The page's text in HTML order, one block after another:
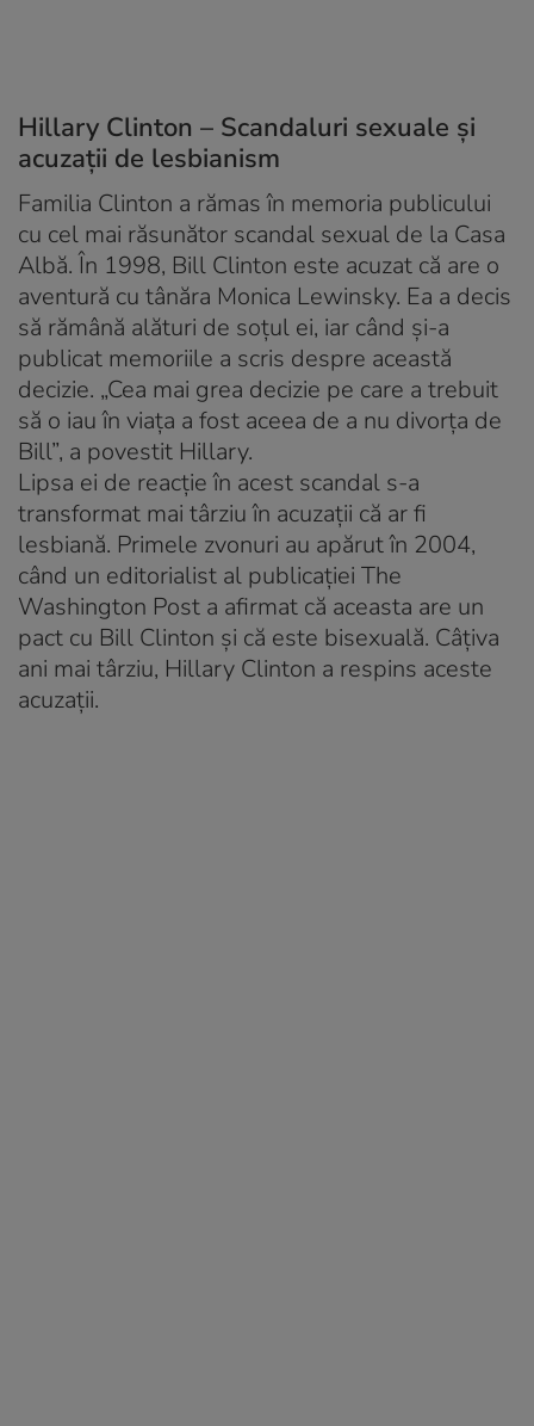
Hillary Clinton – Scandaluri sexuale și
acuzații de lesbianism
Familia Clinton a rămas în memoria publicului
cu cel mai răsunător scandal sexual de la Casa
Albă. În 1998, Bill Clinton este acuzat că are o
aventură cu tânăra Monica Lewinsky. Ea a decis
să rămână alături de soțul ei, iar când și-a
publicat memoriile a scris despre această
decizie. „Cea mai grea decizie pe care a trebuit
să o iau în viața a fost aceea de a nu divorța de
Bill”, a povestit Hillary.
Lipsa ei de reacție în acest scandal s-a
transformat mai târziu în acuzații că ar fi
lesbiană. Primele zvonuri au apărut în 2004,
când un editorialist al publicației The
Washington Post a afirmat că aceasta are un
pact cu Bill Clinton și că este bisexuală. Câțiva
ani mai târziu, Hillary Clinton a respins aceste
acuzații.